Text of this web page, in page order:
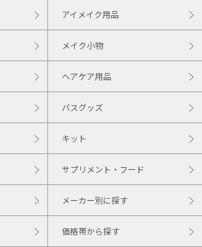
アイメイク用品
メイク小物
ヘアケア用品
バスグッズ
キット
サプリメント・フード
メーカー別に探す
価格帯から探す